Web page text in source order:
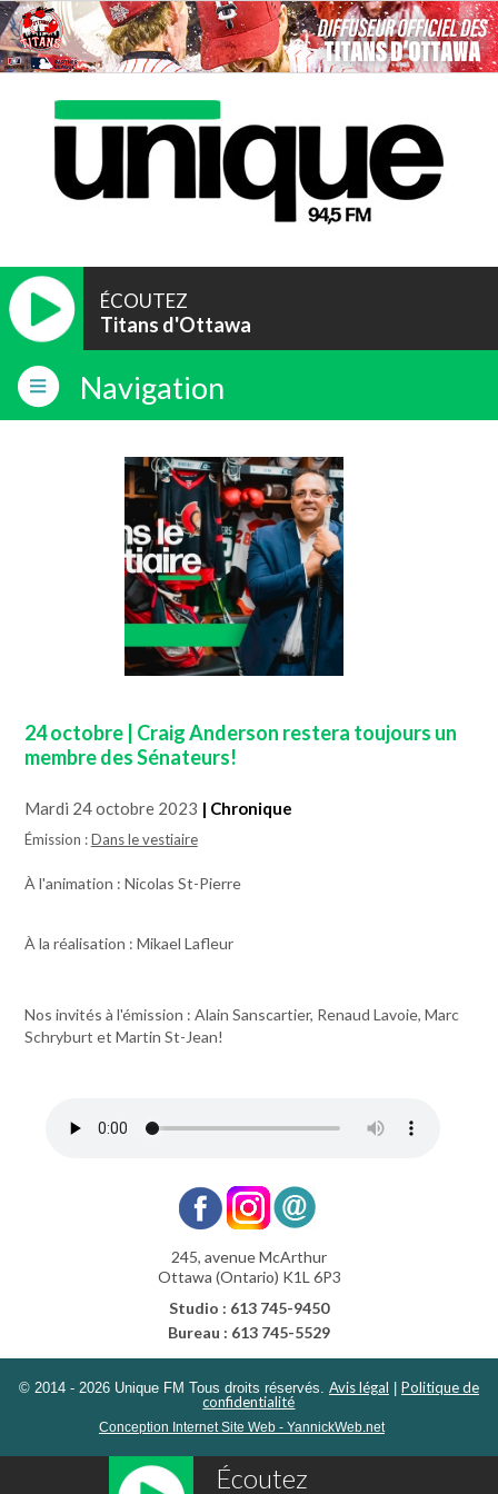
ÉCOUTEZ
Titans d'Ottawa
Navigation
24 octobre | Craig Anderson restera toujours un
membre des Sénateurs!
Mardi 24 octobre 2023 | Chronique
Émission :Dans le vestiaire
À l'animation : Nicolas St-Pierre
À la réalisation : Mikael Lafleur
Nos invités à l'émission : Alain Sanscartier, Renaud Lavoie, Marc
Schryburt et Martin St-Jean!
245, avenue McArthur
Ottawa (Ontario) K1L 6P3
Studio : 613 745-9450
Bureau : 613 745-5529
© 2014 - 2026 Unique FM Tous droits réservés. Avis légal
Politique de
confidentialité
Conception Internet Site Web - YannickWeb.net
Écoutez